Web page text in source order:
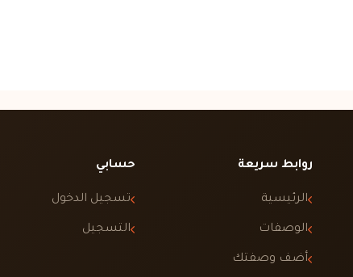
روابط سريعة
الرئيسية
الوصفات
أضف وصفتك
حسابي
تسجيل الدخول
التسجيل